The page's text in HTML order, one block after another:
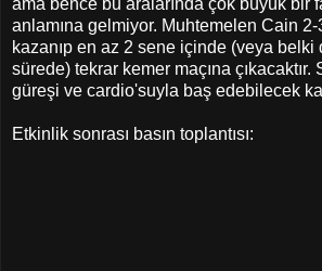
anlamına gelmiyor. Muhtemelen Cain
kazanıp en az 2 sene içinde (veya belki
sürede) tekrar kemer maçına
güreşi ve cardio'suyla baş edebilecek
Etkinlik sonrası basın toplantısı: